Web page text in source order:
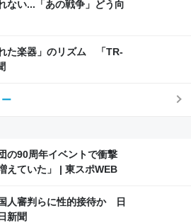
ない...「あの戦争」どう向
た楽器」のリズム 「TR-
90周年イベントで衝撃
えていた」 | 東スポWEB
人審判らに性的接待か 日
新聞